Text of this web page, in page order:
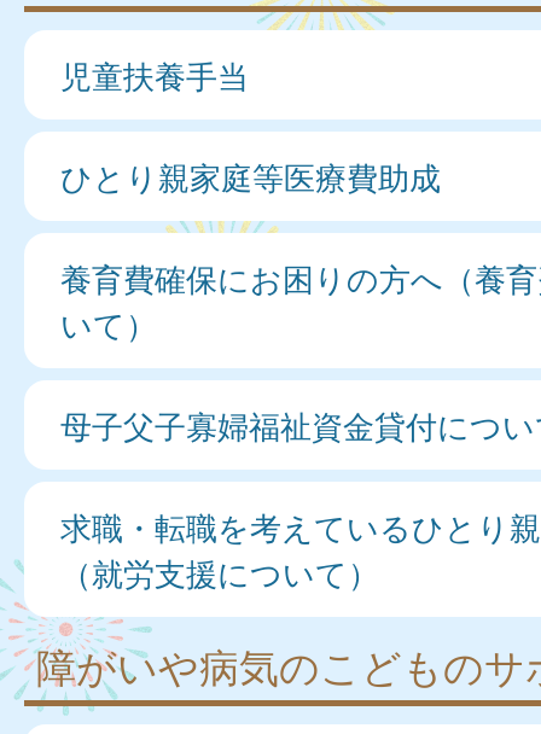
児童扶養手当
ひとり親家庭等医療費助成
養育費確保にお困りの方へ（養
いて）
母子父子寡婦福祉資金貸付につ
求職・転職を考えているひとり
（就労支援について）
障がいや病気のこどものサ